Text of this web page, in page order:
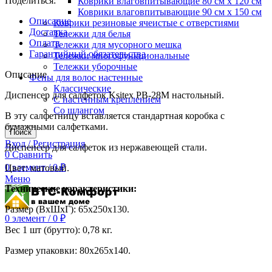
Коврики влаговпитывающие 90 см х 150 см
Коврики резиновые ячеистые с отверстиями
Тележки для белья
Тележки для мусорного мешка
Тележки многофункциональные
Тележки уборочные
Фены для волос настенные
Классические
С настенным креплением
Со шлангом
Поиск
Вход / Регистрация
0 Сравнить
0элемент / 0₽
Меню
0 элемент / 0 ₽
Описание
Доставка
Оплата
Гарантийный обязательства
Описание
Диспенсер для салфеток Ksitex PB-28M настольный.
В эту салфетницу вставляется стандартная коробка с
бумажными салфетками.
Диспенсер для салфеток из нержавеющей стали.
Цвет: матовый.
Технические характеристики:
Размер (ВхШхГ): 65х250х130.
Вес 1 шт (брутто): 0,78 кг.
Размер упаковки: 80х265х140.